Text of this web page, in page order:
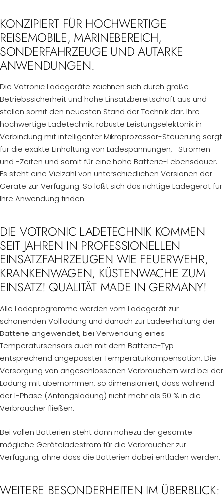
KONZIPIERT FÜR HOCHWERTIGE
REISEMOBILE, MARINEBEREICH,
SONDERFAHRZEUGE UND AUTARKE
ANWENDUNGEN.
Die Votronic Ladegeräte zeichnen sich durch große
Betriebssicherheit und hohe Einsatzbereitschaft aus und
stellen somit den neuesten Stand der Technik dar. Ihre
hochwertige Ladetechnik, robuste Leistungselektonik in
Verbindung mit intelligenter Mikroprozessor-Steuerung sorgt
für die exakte Einhaltung von Ladespannungen, -Strömen
und -Zeiten und somit für eine hohe Batterie-Lebensdauer.
Es steht eine Vielzahl von unterschiedlichen Versionen der
Geräte zur Verfügung. So läßt sich das richtige Ladegerät für
Ihre Anwendung finden.
DIE VOTRONIC LADETECHNIK KOMMEN
SEIT JAHREN IN PROFESSIONELLEN
EINSATZFAHRZEUGEN WIE FEUERWEHR,
KRANKENWAGEN, KÜSTENWACHE ZUM
EINSATZ! QUALITÄT MADE IN GERMANY!
Alle Ladeprogramme werden vom Ladegerät zur
schonenden Vollladung und danach zur Ladeerhaltung der
Batterie angewendet, bei Verwendung eines
Temperatursensors auch mit dem Batterie-Typ
entsprechend angepasster Temperaturkompensation. Die
Versorgung von angeschlossenen Verbrauchern wird bei der
Ladung mit übernommen, so dimensioniert, dass während
der I-Phase (Anfangsladung) nicht mehr als 50 % in die
Verbraucher fließen.
Bei vollen Batterien steht dann nahezu der gesamte
mögliche Geräteladestrom für die Verbraucher zur
Verfügung, ohne dass die Batterien dabei entladen werden.
WEITERE BESONDERHEITEN IM ÜBERBLICK: